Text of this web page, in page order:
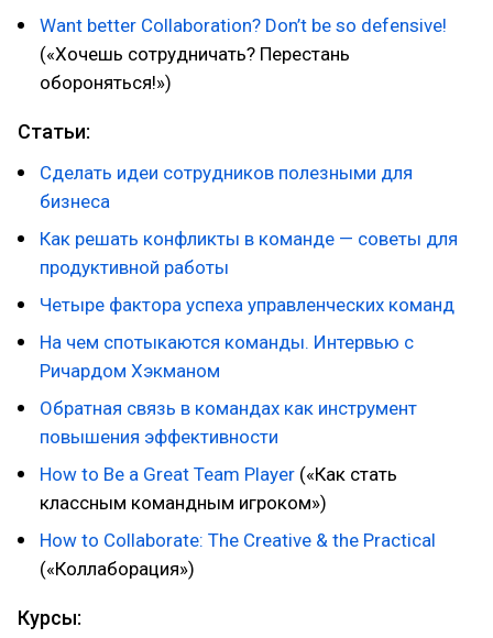
Want better Collaboration? Don’t be so defensive!
(«Хочешь сотрудничать? Перестань
обороняться!»)
Статьи:
Сделать идеи сотрудников полезными для
бизнеса
Как решать конфликты в команде — советы для
продуктивной работы
Четыре фактора успеха управленческих команд
На чем спотыкаются команды. Интервью с
Ричардом Хэкманом
Обратная связь в командах как инструмент
повышения эффективности
How to Be a Great Team Player («Как стать
классным командным игроком»)
How to Collaborate: The Creative & the Practical
(«Коллаборация»)
Курсы: